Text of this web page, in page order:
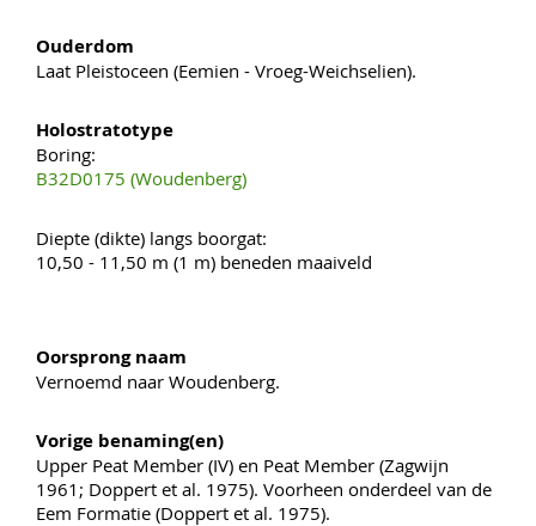
Ouderdom
Laat Pleistoceen (Eemien - Vroeg-Weichselien).
Holostratotype
Boring:
B32D0175 (Woudenberg)
Diepte (dikte) langs boorgat:
10,50 - 11,50 m (1 m) beneden maaiveld
Oorsprong naam
Vernoemd naar Woudenberg.
Vorige benaming(en)
Upper Peat Member (IV) en Peat Member (Zagwijn
1961; Doppert et al. 1975). Voorheen onderdeel van de
Eem Formatie (Doppert et al. 1975).